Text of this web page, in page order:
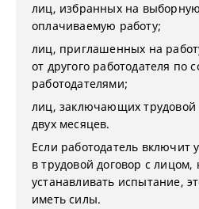
лиц, избранных на
оплачиваемую работу;
лиц, приглашенных на
от другого работодателя по
работодателями;
лиц, заключающих трудовой
двух месяцев.
Если работодатель включит
в трудовой договор с
устанавливать испытание,
иметь силы.